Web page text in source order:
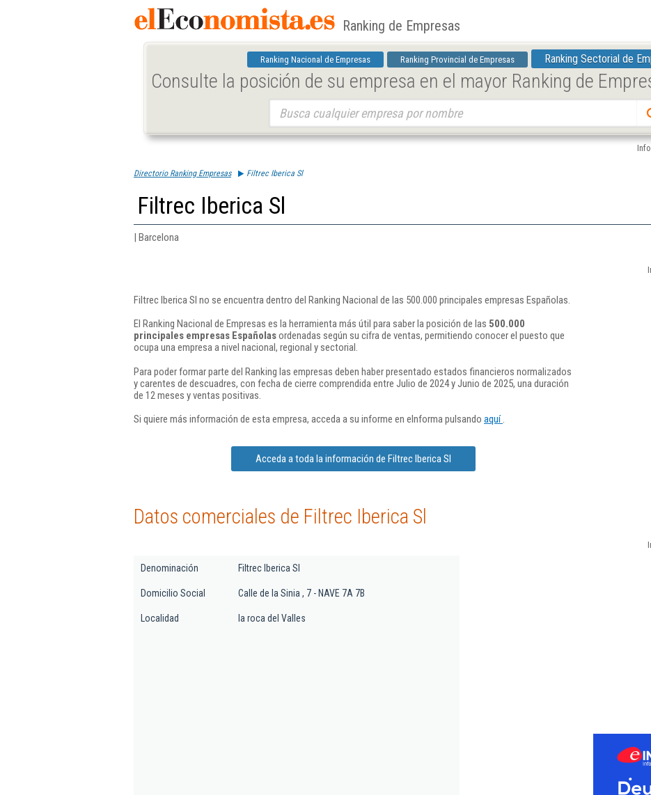
Ranking de Empresas
Ranking Nacional de Empresas Ranking Provincial de Empresas Ranking Sectorial de
Consulte la posición de su empresa en el mayor Ranking de
Directorio Ranking Empresas Filtrec Iberica Sl
Filtrec Iberica Sl
| Barcelona
Filtrec Iberica Sl no se encuentra dentro del Ranking Nacional de las 500.000 principales empresas Españolas.
El Ranking Nacional de Empresas es la herramienta más útil para saber la posición de las 500.000
principales empresas Españolasordenadas según su cifra de ventas, permitiendo conocer el puesto que
ocupa una empresa a nivel nacional, regional y sectorial.
Para poder formar parte del Ranking las empresas deben haber presentado estados financieros normalizados
y carentes de descuadres, con fecha de cierre comprendida entre Julio de 2024 y Junio de 2025, una duración
de 12 meses y ventas positivas.
Si quiere más información de esta empresa, acceda a su informe en eInforma pulsando aquí.
Acceda a toda la información de Filtrec Iberica Sl
Datos comerciales de Filtrec Iberica Sl
Denominación Filtrec Iberica Sl
Domicilio Social Calle de la Sinia , 7 - NAVE 7A 7B
Localidad la roca del Valles